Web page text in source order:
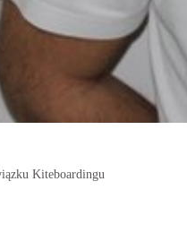
Kiteboardingu